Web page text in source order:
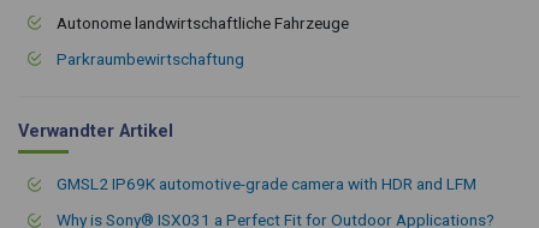
Autonome landwirtschaftliche Fahrzeuge
Parkraumbewirtschaftung
Verwandter Artikel
GMSL2 IP69K automotive-grade camera with HDR and LFM
Why is Sony® ISX031 a Perfect Fit for Outdoor Applications?